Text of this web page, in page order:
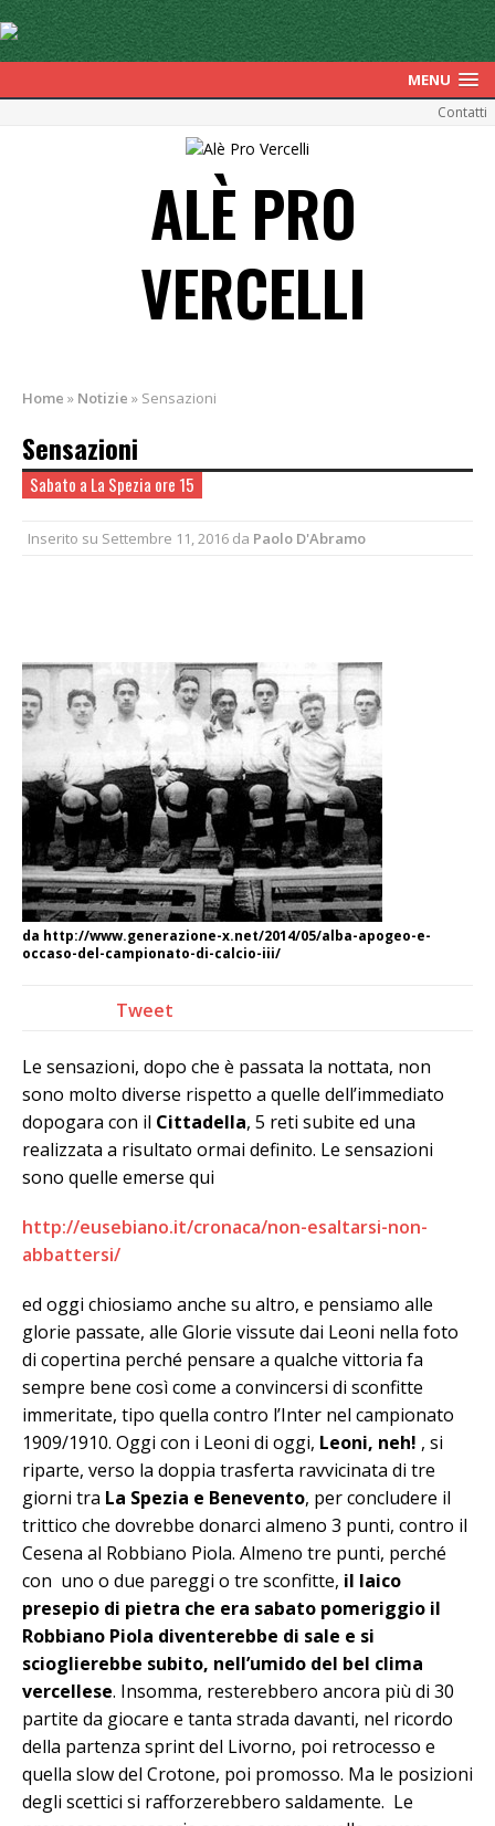
MENU
Contatti
ALÈ PRO
VERCELLI
Home » Notizie » Sensazioni
Sensazioni
Sabato a La Spezia ore 15
Inserito su Settembre 11, 2016 da Paolo D'Abramo
da http://www.generazione-x.net/2014/05/alba-apogeo-e-
occaso-del-campionato-di-calcio-iii/
Tweet
Le sensazioni, dopo che è passata la nottata, non
sono molto diverse rispetto a quelle dell’immediato
dopogara con il Cittadella, 5 reti subite ed una
realizzata a risultato ormai definito. Le sensazioni
sono quelle emerse qui
http://eusebiano.it/cronaca/non-esaltarsi-non-
abbattersi/
ed oggi chiosiamo anche su altro, e pensiamo alle
glorie passate, alle Glorie vissute dai Leoni nella foto
di copertina perché pensare a qualche vittoria fa
sempre bene così come a convincersi di sconfitte
immeritate, tipo quella contro l’Inter nel campionato
1909/1910. Oggi con i Leoni di oggi, Leoni, neh! , si
riparte, verso la doppia trasferta ravvicinata di tre
giorni tra La Spezia e Benevento, per concludere il
trittico che dovrebbe donarci almeno 3 punti, contro il
Cesena al Robbiano Piola. Almeno tre punti, perché
con uno o due pareggi o tre sconfitte, il laico
presepio di pietra che era sabato pomeriggio il
Robbiano Piola diventerebbe di sale e si
scioglierebbe subito, nell’umido del bel clima
vercellese. Insomma, resterebbero ancora più di 30
partite da giocare e tanta strada davanti, nel ricordo
della partenza sprint del Livorno, poi retrocesso e
quella slow del Crotone, poi promosso. Ma le posizioni
degli scettici si rafforzerebbero saldamente. Le